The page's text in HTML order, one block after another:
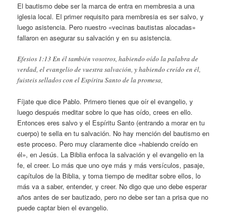
El bautismo debe ser la marca de entra en membresia a una
iglesia local. El primer requisito para membresia es ser salvo, y
luego asistencia. Pero nuestro «vecinas bautistas alocadas»
fallaron en asegurar su salvación y en su asistencia.
Efesios 1:13 En él también vosotros, habiendo oído la palabra de
verdad, el evangelio de vuestra salvación, y habiendo creído en él,
fuisteis sellados con el Espíritu Santo de la promesa,
Fíjate que dice Pablo. Primero tienes que oír el evangelio, y
luego después meditar sobre lo que has oído, crees en ello.
Entonces eres salvo y el Espíritu Santo (entrando a morar en tu
cuerpo) te sella en tu salvación. No hay mención del bautismo en
este proceso. Pero muy claramente dice «habiendo creído en
él», en Jesús. La Biblia enfoca la salvación y el evangelio en la
fe, el creer. Lo más que uno oye más y más versículos, pasaje,
capítulos de la Biblia, y toma tiempo de meditar sobre ellos, lo
más va a saber, entender, y creer. No digo que uno debe esperar
años antes de ser bautizado, pero no debe ser tan a prisa que no
puede captar bien el evangelio.